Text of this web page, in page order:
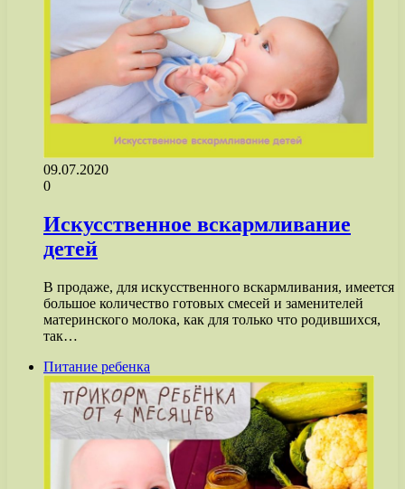
09.07.2020
0
Искусственное вскармливание
детей
В продаже, для искусственного вскармливания, имеется
большое количество готовых смесей и заменителей
материнского молока, как для только что родившихся,
так…
Питание ребенка